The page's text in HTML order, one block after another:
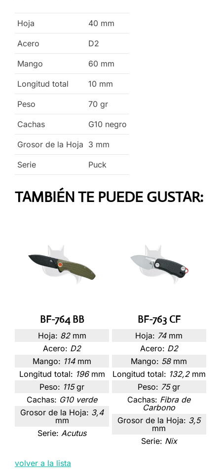
Hoja 40 mm
Acero D2
Mango 60 mm
Longitud total 10 mm
Peso 70 gr
Cachas G10 negro
Grosor de la Hoja 3 mm
Serie Puck
TAMBIÉN TE PUEDE GUSTAR:
BF-764 BB
Hoja: 82 mm
Acero: D2
Mango: 114 mm
Longitud total: 196 mm
Peso: 115 gr
Cachas: G10 verde
Grosor de la Hoja: 3,4
mm
Serie: Acutus
BF-763 CF
Hoja: 74 mm
Acero: D2
Mango: 58 mm
Longitud total: 132,2 mm
Peso: 75 gr
Cachas: Fibra de
Carbono
Grosor de la Hoja: 3,5
mm
Serie: Nix
volver a la lista